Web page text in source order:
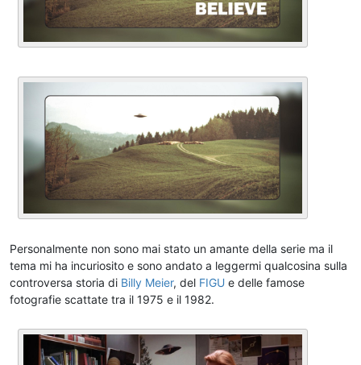
Personalmente non sono mai stato un amante della serie ma il
tema mi ha incuriosito e sono andato a leggermi qualcosina sulla
controversa storia di Billy Meier, del FIGU e delle famose
fotografie scattate tra il 1975 e il 1982.